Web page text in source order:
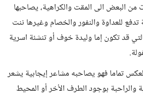
من البعض الى المقت والكراهية، يصاحبها
للعداوة والنفور والخصام وغيرها ننت
قد تكون إما وليدة خوف أو تنشئة اسرية
تماما فهو يصاحبه مشاعر إيجابية يشعر
والراحبة بوجود الطرف الأخر أو المحيط